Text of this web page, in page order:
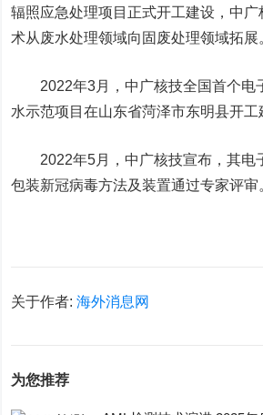
辐照应急处理项目正式开工建设，中
术从废水处理领域向固废处理领域拓展
2022年3月 ， 中广核技全国首个电
水示范项目在山东省菏泽市东明县开工
2022年5月， 中广核技宣布，其电
包装新冠病毒方法及装置通过专家评审
关于作者:海外消息网
为您推荐